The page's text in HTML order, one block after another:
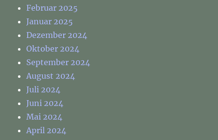
Februar 2025
Januar 2025
Dezember 2024
Oktober 2024
September 2024
August 2024
Juli 2024
Juni 2024
Mai 2024
April 2024